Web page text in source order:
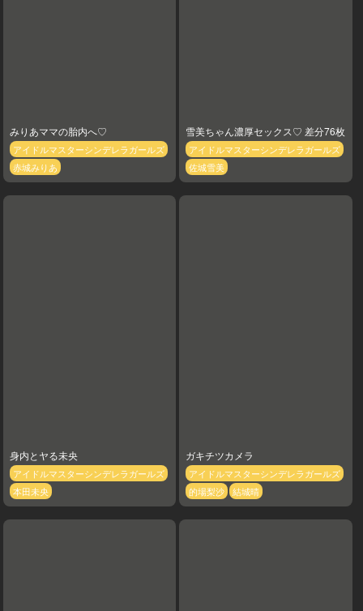
みりあママの胎内へ♡
アイドルマスターシンデレラガールズ
赤城みりあ
雪美ちゃん濃厚セックス♡ 差分76枚
アイドルマスターシンデレラガールズ
佐城雪美
身内とヤる未央
アイドルマスターシンデレラガールズ
本田未央
ガキチツカメラ
アイドルマスターシンデレラガールズ
的場梨沙
結城晴